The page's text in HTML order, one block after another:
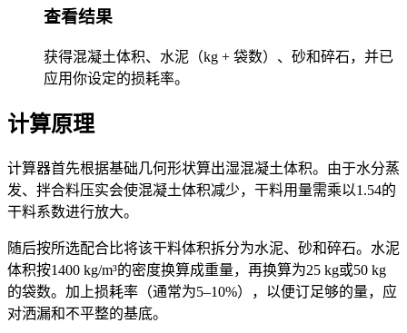
查看结果
获得混凝土体积、水泥（kg + 袋数）、砂和碎石，并已
应用你设定的损耗率。
计算原理
计算器首先根据基础几何形状算出湿混凝土体积。由于水分蒸
发、拌合料压实会使混凝土体积减少，干料用量需乘以1.54的
干料系数进行放大。
随后按所选配合比将该干料体积拆分为水泥、砂和碎石。水泥
体积按1400 kg/m³的密度换算成重量，再换算为25 kg或50 kg
的袋数。加上损耗率（通常为5–10%），以便订足够的量，应
对洒漏和不平整的基底。